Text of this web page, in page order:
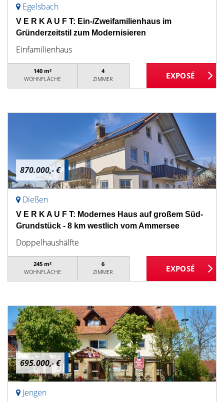
Egelsbach
V E R K A U F T: Ein-/Zweifamilienhaus im
Gründerzeitstil zum Modernisieren
Einfamilienhaus
140 m²
WOHNFLÄCHE
4
ZIMMER
870.000,- €
Dießen
V E R K A U F T: Modernes Haus auf großem Süd-
Grundstück - 8 km westlich vom Ammersee
Doppelhaushälfte
245 m²
WOHNFLÄCHE
6
ZIMMER
695.000,- €
Jengen